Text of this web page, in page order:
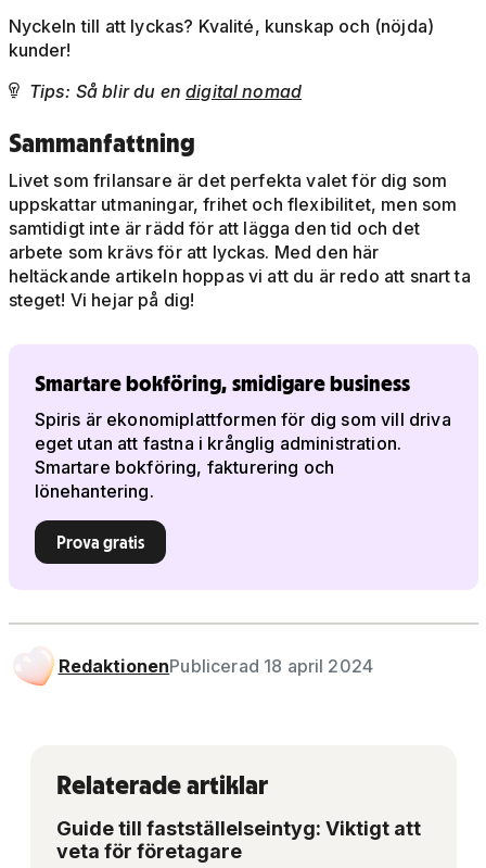
Nyckeln till att lyckas? Kvalité, kunskap och (nöjda)
kunder!
 Tips: Så blir du endigital nomad
Sammanfattning
Livet som frilansare är det perfekta valet för dig som
uppskattar utmaningar, frihet och flexibilitet, men som
samtidigt inte är rädd för att lägga den tid och det
arbete som krävs för att lyckas. Med den här
heltäckande artikeln hoppas vi att du är redo att snart ta
steget! Vi hejar på dig!
Smartare bokföring, smidigare business
Spiris är ekonomiplattformen för dig som vill driva
eget utan att fastna i krånglig administration.
Smartare bokföring, fakturering och
lönehantering.
Prova gratis
RedaktionenPublicerad 18 april 2024
Relaterade artiklar
Guide till fastställelseintyg: Viktigt att
veta för företagare